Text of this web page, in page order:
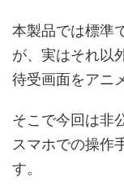
本製品では標準
が、実はそれ以
待受画面をアニ
そこで今回は非
スマホでの操作
す。